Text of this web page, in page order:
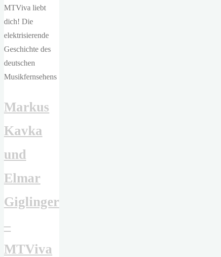
Markus
Kavka
und
Elmar
Giglinger
–
MTViva